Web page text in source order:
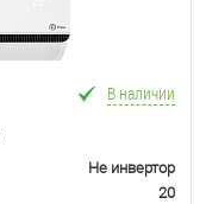
В наличии
Не инвертор
20